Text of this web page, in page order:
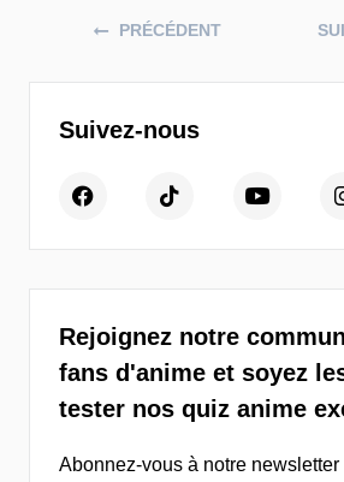
Posts navigation
PRÉCÉDENT
Suivez-nous
Rejoignez notre
fans d'anime et soyez
tester nos quiz anime
Abonnez-vous à notre newsletter